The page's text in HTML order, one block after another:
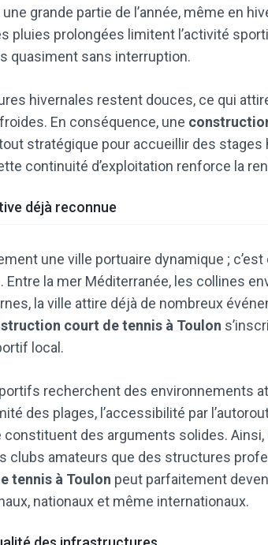
grande partie de l’année, même en
pluies prolongées limitent l’activité
quasiment sans interruption.
hivernales restent douces, ce qui
En conséquence, une
stratégique pour accueillir des
continuité d’exploitation renforce la
déjà reconnue
une ville portuaire dynamique ;
Entre la mer Méditerranée, les collines
la ville attire déjà de nombreux
court de tennis à Toulon
local.
recherchent des environnements
des plages, l’accessibilité par
constituent des arguments solides.
clubs amateurs que des structures
tennis à Toulon peut parfaitement
nationaux et même internationaux.